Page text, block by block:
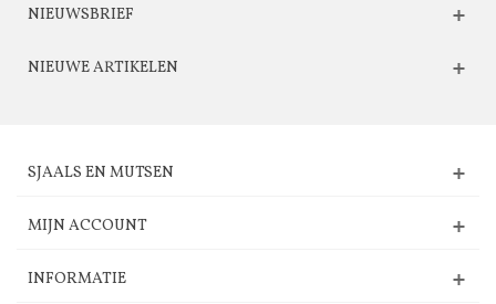
NIEUWSBRIEF
NIEUWE ARTIKELEN
SJAALS EN MUTSEN
MIJN ACCOUNT
INFORMATIE